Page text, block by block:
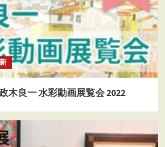
木良一 水彩動画展覧会 2022